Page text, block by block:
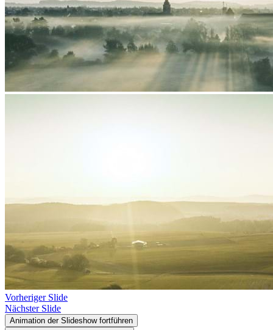
Vorheriger Slide
Nächster Slide
Animation der Slideshow fortführen